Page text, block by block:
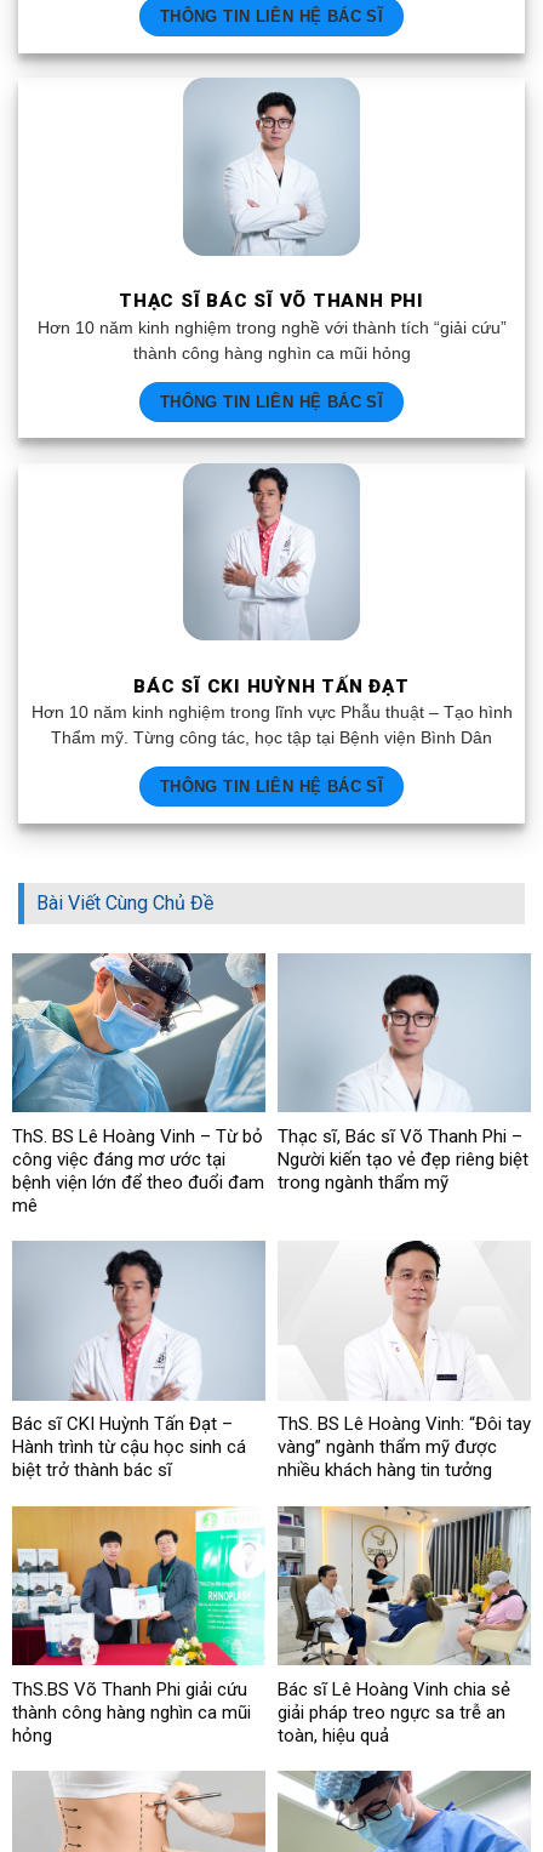
THÔNG TIN LIÊN HỆ BÁC SĨ
THẠC SĨ BÁC SĨ VÕ THANH PHI
Hơn 10 năm kinh nghiệm trong nghề với thành tích “giải cứu”
thành công hàng nghìn ca mũi hỏng
THÔNG TIN LIÊN HỆ BÁC SĨ
BÁC SĨ CKI HUỲNH TẤN ĐẠT
Hơn 10 năm kinh nghiệm trong lĩnh vực Phẫu thuật – Tạo hình
Thẩm mỹ. Từng công tác, học tập tại Bệnh viện Bình Dân
THÔNG TIN LIÊN HỆ BÁC SĨ
Bài Viết Cùng Chủ Đề
ThS. BS Lê Hoàng Vinh – Từ bỏ
công việc đáng mơ ước tại
bệnh viện lớn để theo đuổi đam
mê
Thạc sĩ, Bác sĩ Võ Thanh Phi –
Người kiến tạo vẻ đẹp riêng biệt
trong ngành thẩm mỹ
Bác sĩ CKI Huỳnh Tấn Đạt –
Hành trình từ cậu học sinh cá
biệt trở thành bác sĩ
ThS. BS Lê Hoàng Vinh: “Đôi tay
vàng” ngành thẩm mỹ được
nhiều khách hàng tin tưởng
ThS.BS Võ Thanh Phi giải cứu
thành công hàng nghìn ca mũi
hỏng
Bác sĩ Lê Hoàng Vinh chia sẻ
giải pháp treo ngực sa trễ an
toàn, hiệu quả